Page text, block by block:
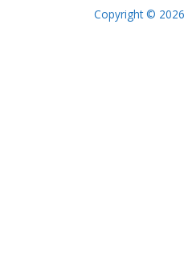
Copyright © 2026